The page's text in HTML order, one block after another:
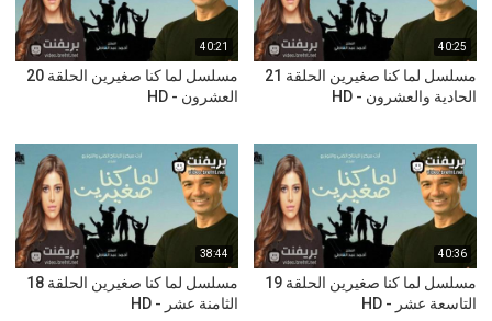
40:25
مسلسل لما كنا صغيرين الحلقة 21
الحادية والعشرون - HD
40:21
مسلسل لما كنا صغيرين الحلقة 20
العشرون - HD
40:36
مسلسل لما كنا صغيرين الحلقة 19
التاسعة عشر - HD
38:44
مسلسل لما كنا صغيرين الحلقة 18
الثامنة عشر - HD